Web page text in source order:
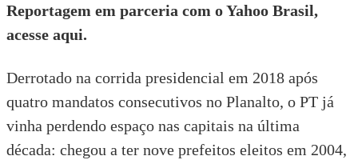
Reportagem em parceria com o Yahoo Brasil,
acesse aqui.
Derrotado na corrida presidencial em 2018 após
quatro mandatos consecutivos no Planalto, o PT já
vinha perdendo espaço nas capitais na última
década: chegou a ter nove prefeitos eleitos em 2004,